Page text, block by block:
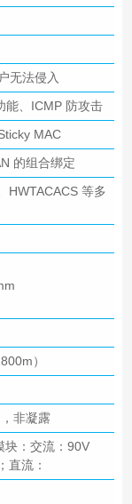
无法侵入
能、ICMP 防攻击
MAC
的组合绑定
HWTACACS 等多
）
非凝露
块：交流：90V
直流：